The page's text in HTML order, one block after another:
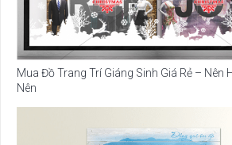
Mua Đồ Trang Trí Giáng Sinh Giá Rẻ – Nên
Nên